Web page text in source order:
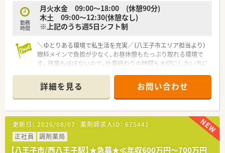
勤務
時間
月火水金 09:00～18:00 (休憩90分)
木土 09:00～12:30(休憩なし)
※上記のうち週5日シフト制
＼ゆとりある環境で私生活を充実／（八王子市エリア担当より）
眼科メインで負担が少なく、お昼休憩もたっぷり取れる環境で
す。残業もほぼないので、仕事終わりの時間も大切にしたい方に
＊------------------------------------------＊
【店舗情報と応需状況について】
■近隣の眼科クリニックをメインに応需しており、処方箋の枚数
は1日平均50枚程度と落ち着いたペースで業務に励めます。
■眼科の処方は点眼薬が中心で重たい薬剤が少ないため、調剤や
監査の際の身体的な負担が非常に少なく働きやすい環境です。
■JR中央線の西八王子駅からバスで15分ほどの場所に位置して
おり、マイカーでの通勤も可能なので日々の通いも快適です。
詳細を見る お問い合わせ
更新日： 2026/08/07 薬剤師求人ID： 675441
正社員
調剤薬局
【八王子市/西八王子駅】★急募★≪年収600万円～700万円